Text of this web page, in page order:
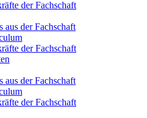
der Fachschaft
aus der Fachschaft
der Fachschaft
aus der Fachschaft
der Fachschaft